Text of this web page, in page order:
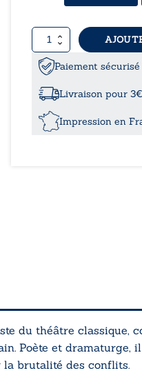
quantité
de
Les
vestiges
du
Paiement sécurisé
Livraison pour
Impression en
du théâtre classique,
Poète et dramaturge,
brutalité des conflits.